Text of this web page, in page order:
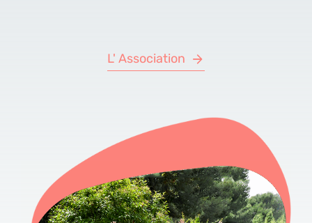
L' Association